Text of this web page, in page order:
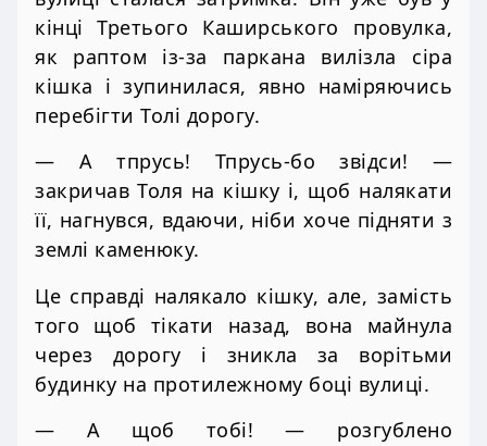
кінці Третього Каширського провулка,
як раптом із-за паркана вилізла сіра
кішка і зупинилася, явно наміряючись
перебігти Толі дорогу.
— А тпрусь! Тпрусь-бо звідси! —
закричав Толя на кішку і, щоб налякати
її, нагнувся, вдаючи, ніби хоче підняти з
землі каменюку.
Це справді налякало кішку, але, замість
того щоб тікати назад, вона майнула
через дорогу і зникла за ворітьми
будинку на протилежному боці вулиці.
— А щоб тобі! — розгублено